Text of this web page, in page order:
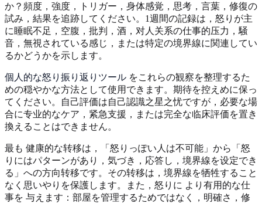
か？頻度，強度，トリガー，身体感覚，思考，言葉，修復の
試み，結果を追跡してください。1週間の記録は，怒りが主
に睡眠不足，空腹，批判，酒，对人关系の仕事的压力，騒
音，無視されている感じ，または特定の境界線に関連してい
るかどうかを示します。
個人的な怒り振り返りツール をこれらの観察を整理するた
めの穏やかな方法として使用できます。期待を控えめに保っ
てください。自己評価は自己認識之星之忧ですが，必要な場
合に专业的なケア，紧急支援，または完全な临床評価を置き
換えることはできません。
最も 健康的な转移は，「怒りっぽい人は不可能」から「怒
りにはパターンがあり，気づき，応答し，境界線を设定でき
る」への方向转移です。その转移は，境界線を牺牲すること
なく思いやりを保護します。また，怒りに より有用的な仕
事を 与えます：部屋を管理するためではなく，明確さ，修